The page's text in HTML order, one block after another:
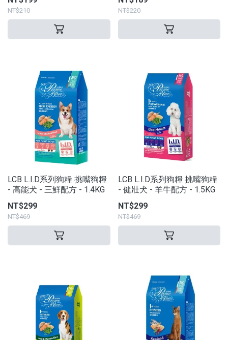
NT$210 NT$220
LCB L.I.D系列狗糧 挑嘴狗糧
- 高能犬 - 三鮮配方 - 1.4KG
NT$299
NT$469
LCB L.I.D系列狗糧 挑嘴狗糧
- 健壯犬 - 羊牛配方 - 1.5KG
NT$299
NT$469